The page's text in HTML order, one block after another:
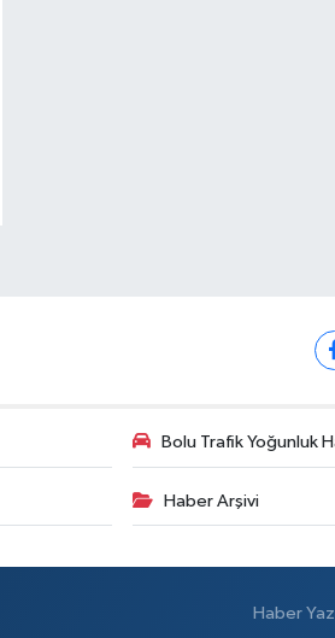
Bolu Trafik Yoğunluk
Haber Arşivi
Haber